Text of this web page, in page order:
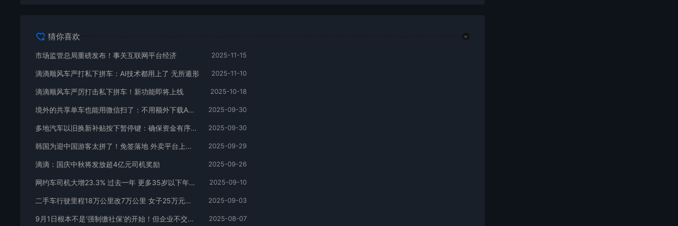
猜你喜欢
市场监管总局重磅发布！事关互联网平台经济 2025-11-15
滴滴顺风车严打私下拼车：AI技术都用上了 无所遁形 2025-11-10
滴滴顺风车严厉打击私下拼车！新功能即将上线 2025-10-18
境外的共享单车也能用微信扫了：不用额外下载App、不用绑定境外卡 2025-09-30
多地汽车以旧换新补贴按下暂停键：确保资金有序均衡用到年底 2025-09-30
韩国为迎中国游客太拼了！免签落地 外卖平台上线支付宝微信 业界：试行初期 中国游客并不会增加 2025-09-29
滴滴：国庆中秋将发放超4亿元司机奖励 2025-09-26
网约车司机大增23.3% 过去一年 更多35岁以下年轻人加入 2025-09-10
二手车行驶里程18万公里改7万公里 女子25万元买获赔50万元 2025-09-03
9月1日根本不是‘强制缴社保’的开始！但企业不交的后果更严重了 2025-08-07